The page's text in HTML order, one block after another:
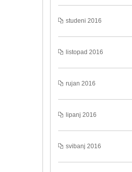
studeni 2016
listopad 2016
rujan 2016
lipanj 2016
svibanj 2016